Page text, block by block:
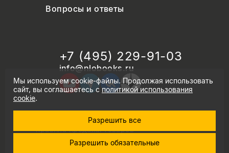
Вопросы и ответы
+7 (495) 229-91-03
info@nlobooks.ru
© Новое литературное обозрение. 2026
правила продажи товаров
политика использования cookie
Мы используем cookie-файлы. Продолжая использовать
сайт, вы соглашаетесь сполитикой использования
cookie.
Разрешить все
Разрешить обязательные